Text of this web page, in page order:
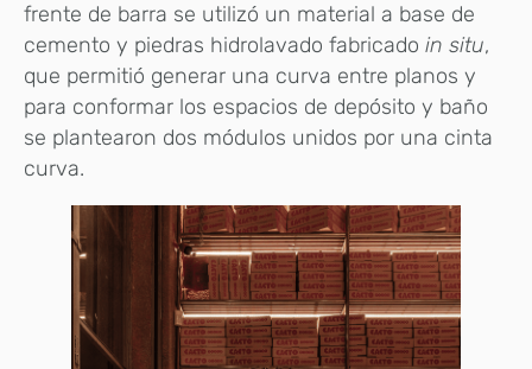
frente de barra se utilizó un material a base de
cemento y piedras hidrolavado fabricado in situ,
que permitió generar una curva entre planos y
para conformar los espacios de depósito y baño
se plantearon dos módulos unidos por una cinta
curva.